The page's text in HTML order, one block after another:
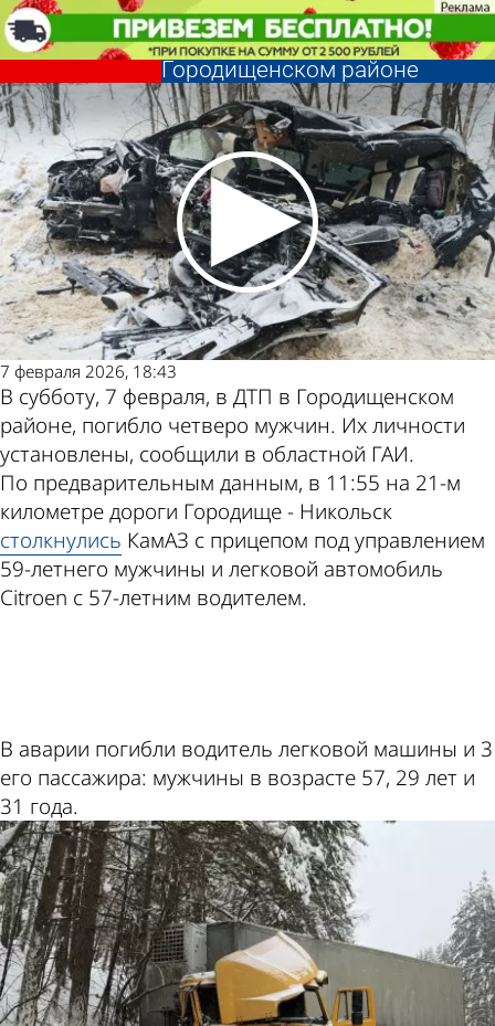
Установлены личности
погибших в ДТП в
Городищенском районе
Происшествия
7 февраля 2026, 18:43
В субботу, 7 февраля, в ДТП в Городищенском
районе, погибло четверо мужчин. Их личности
установлены, сообщили в областной ГАИ.
По предварительным данным, в 11:55 на 21-м
километре дороги Городище - Никольск
столкнулись КамАЗ с прицепом под управлением
59-летнего мужчины и легковой автомобиль
Citroen с 57-летним водителем.
В аварии погибли водитель легковой машины и 3
его пассажира: мужчины в возрасте 57, 29 лет и
31 года.
Установлены личности
погибших в ДТП в
Городищенском районе
Другие новости
по теме
Погода и курсы
валют в Пензе